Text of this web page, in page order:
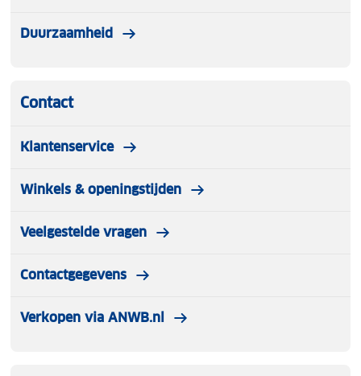
Duurzaamheid
Contact
Klantenservice
Winkels & openingstijden
Veelgestelde vragen
Contactgegevens
Verkopen via ANWB.nl